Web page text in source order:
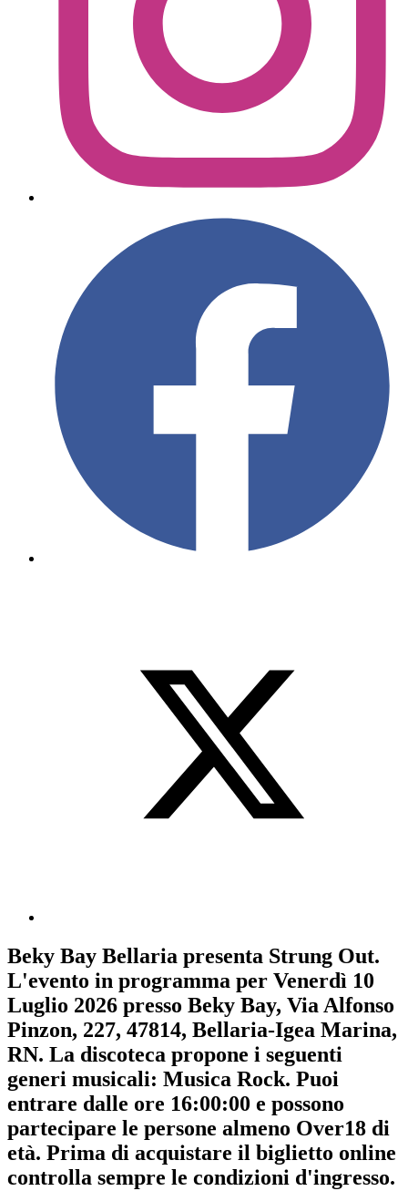
Beky Bay Bellaria presenta Strung Out.
L'evento in programma per Venerdì 10
Luglio 2026 presso Beky Bay, Via Alfonso
Pinzon, 227, 47814, Bellaria-Igea Marina,
RN. La discoteca propone i seguenti
generi musicali: Musica Rock. Puoi
entrare dalle ore 16:00:00 e possono
partecipare le persone almeno Over18 di
età. Prima di acquistare il biglietto online
controlla sempre le condizioni d'ingresso.